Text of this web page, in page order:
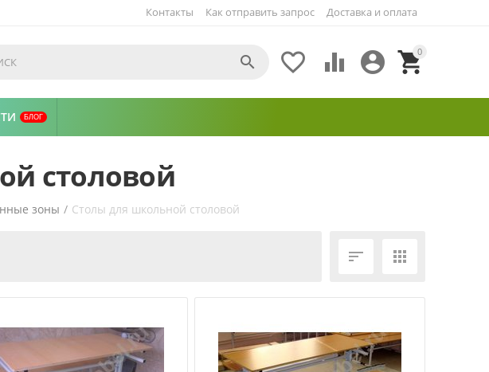
Как отправить запрос Доставка и оплата
Контакты
0


 

БЛОГ
столовой
зоны / Столы для школьной столовой
 